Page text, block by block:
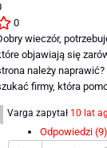
0
wieczór,
objawiają się
należy
firmy, która
Varga zapytał 10 lat
Odpowiedzi (9)